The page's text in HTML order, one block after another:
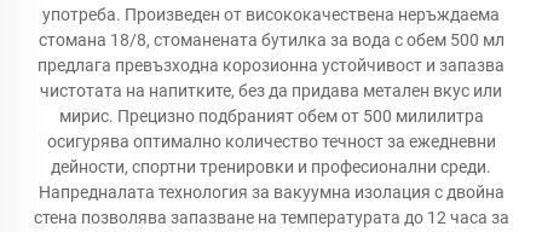
употреба. Произведен от висококачествена неръждаема
стомана 18/8, стоманената бутилка за вода с обем 500 мл
предлага превъзходна корозионна устойчивост и запазва
чистотата на напитките, без да придава метален вкус или
мирис. Прецизно подбраният обем от 500 милилитра
осигурява оптимално количество течност за ежедневни
дейности, спортни тренировки и професионални среди.
Напредналата технология за вакуумна изолация с двойна
стена позволява запазване на температурата до 12 часа за